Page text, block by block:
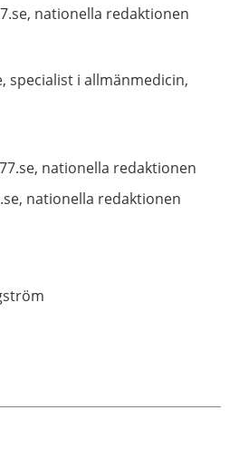
nationella redaktionen
specialist i allmänmedicin,
nationella redaktionen
nationella redaktionen